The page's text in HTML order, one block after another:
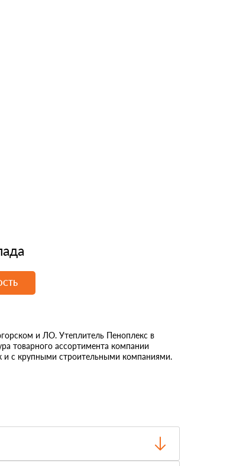
и ЛО. Утеплитель Пеноплекс в
товарного ассортимента компании
и с крупными строительными компаниями.